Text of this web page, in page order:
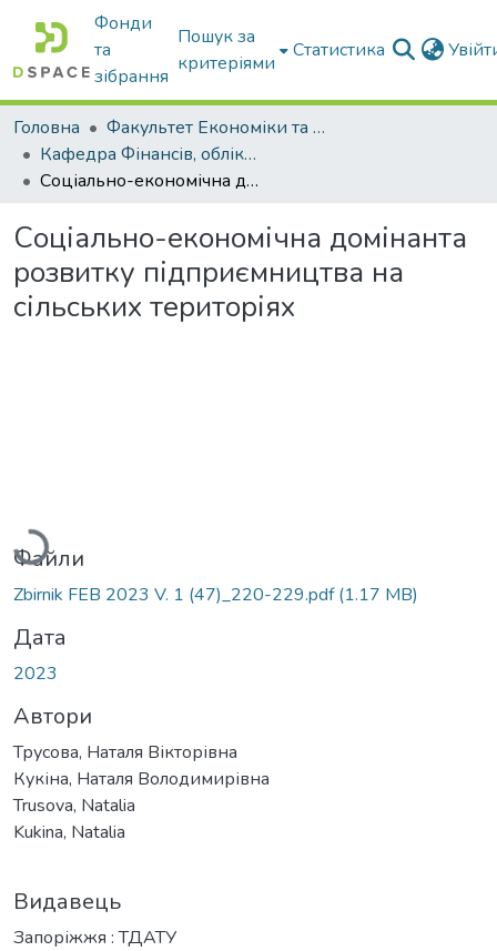
Фонди
та
зібрання
Пошук за
критеріями
Статистика
Головна
Факультет Економіки та бізнесу
Кафедра Фінансів, обліку і оподаткування
Соціально-економічна домінанта розвитку підприємництва на сільських територіях
Соціально-економічна домінанта
розвитку підприємництва на
сільських територіях
Вантажиться...
Файли
Zbirnik FEB 2023 V. 1 (47)_220-229.pdf(1.17 MB)
Дата
2023
Автори
Трусова, Наталя Вікторівна
Кукіна, Наталя Володимирівна
Trusova, Natalia
Kukina, Natalia
Видавець
Запоріжжя : ТДАТУ